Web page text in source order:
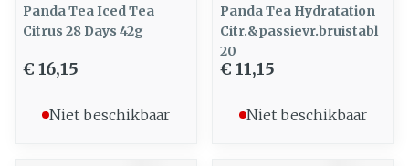
Panda Tea Iced Tea
Citrus 28 Days 42g
€ 16,15
Niet beschikbaar
Panda Tea Hydratation
Citr.&passievr.bruistabl
20
€ 11,15
Niet beschikbaar